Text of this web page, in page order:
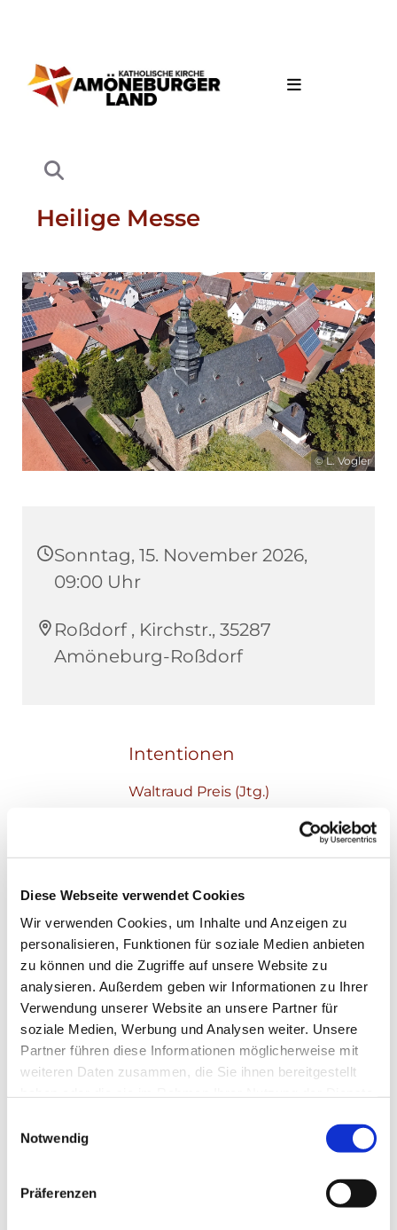
Diese Webseite verwendet Cookies
Wir verwenden Cookies, um Inhalte und Anzeigen zu
personalisieren, Funktionen für soziale Medien anbieten
zu können und die Zugriffe auf unsere Website zu
analysieren. Außerdem geben wir Informationen zu Ihrer
Verwendung unserer Website an unsere Partner für
soziale Medien, Werbung und Analysen weiter. Unsere
Partner führen diese Informationen möglicherweise mit
weiteren Daten zusammen, die Sie ihnen bereitgestellt
Notwendig
Präferenzen
Heilige Messe
© L. Vogler
Sonntag, 15. November 2026,
09:00 Uhr
Roßdorf , Kirchstr., 35287
Amöneburg-Roßdorf
Intentionen
Waltraud Preis (Jtg.)
Dies könnte Sie auch